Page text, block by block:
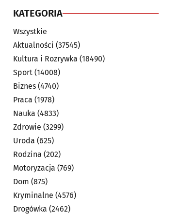
KATEGORIA
Wszystkie
Aktualności (37545)
Kultura i Rozrywka (18490)
Sport (14008)
Biznes (4740)
Praca (1978)
Nauka (4833)
Zdrowie (3299)
Uroda (625)
Rodzina (202)
Motoryzacja (769)
Dom (875)
Kryminalne (4576)
Drogówka (2462)